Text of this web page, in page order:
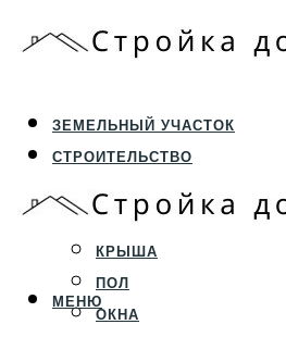
ЗЕМЕЛЬНЫЙ УЧАСТОК
СТРОИТЕЛЬСТВО
ФУНДАМЕНТ И ЦОКОЛЬ
ПЕРЕКРЫТИЯ И СТЕНЫ
КРЫША
ПОЛ
ОКНА
МЕНЮ